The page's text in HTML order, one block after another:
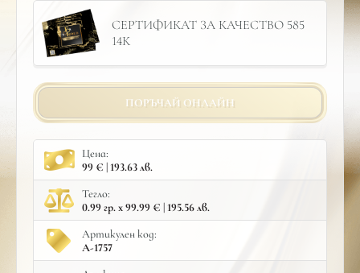
СЕРТИФИКАТ ЗА КАЧЕСТВО 585
14К
ПОРЪЧАЙ ОНЛАЙН
Цена:
99 € | 193.63 лв.
Тегло:
0.99 гр. x 99.99 € | 195.56 лв.
Артикулен код:
A-1757